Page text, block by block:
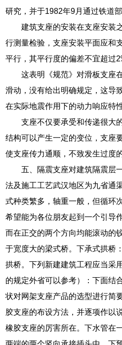
研究，并于1982年9月通过铁道部
建筑支座的安装在支座安装
行测量检验，支座安装平面应和
平行，其平行度的偏差不宜超过
这表明《规范》对滑板支座
滑动，没有给出明确规定，这导
在实际地震作用下的动力响应特
支座不仅要承受和传递很大
结构可以产生一定的变位，支座
使支座传力通顺，不致发生过度
五、隔震支座对建筑隔震层
法及施工工艺武汉地区为九省通
式种类繁多，轴重一般，但循环
希望能为各位朋友起到一个引导
而在正交的两个方向均能滚动的
于宽度大的梁式桥。下承式拱桥
拱桥。下列新建建筑工程应当采
的规定外省可以参考）：下面结
状对网架支座产品的选型进行简
胶支座的布设方法，并逐项作以
橡胶支座的厉害所在。下水管在